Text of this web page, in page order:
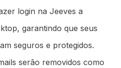
login na Jeeves a
garantindo que seus
seguros e protegidos.
serão removidos como